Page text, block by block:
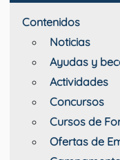
Contenidos
Noticias
Ayudas y
Actividades
Concursos
Cursos de
Ofertas de